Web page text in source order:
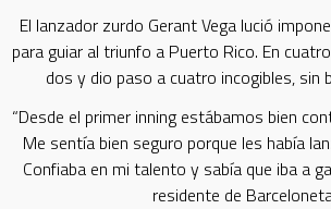
El lanzador zurdo Gerant Vega lució
para guiar al triunfo a Puerto Rico. En
dos y dio paso a cuatro incogibles, sin
“Desde el primer inning estábamos bien
Me sentía bien seguro porque les había
Confiaba en mi talento y sabía que iba a
residente de